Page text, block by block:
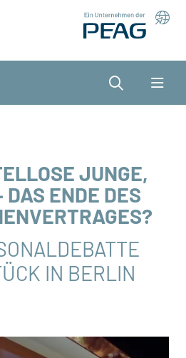
Suche
JUNGE,
ENDE DES
IN BERLIN